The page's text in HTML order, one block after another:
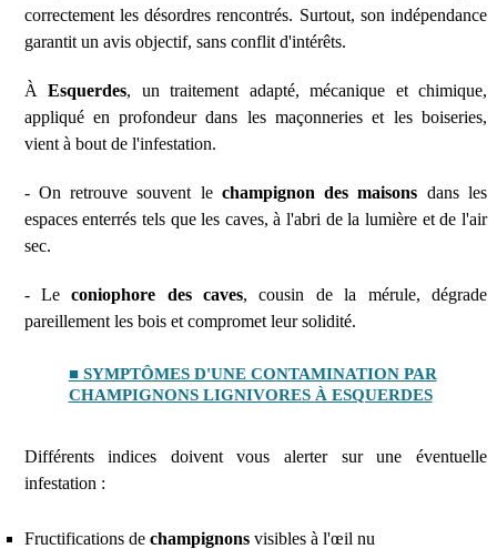
correctement les désordres rencontrés. Surtout, son indépendance
garantit un avis objectif, sans conflit d'intérêts.
ÀEsquerdes, un traitement adapté, mécanique et chimique,
appliqué en profondeur dans les maçonneries et les boiseries,
vient à bout de l'infestation.
- On retrouve souvent le champignon des maisons dans les
espaces enterrés tels que les caves, à l'abri de la lumière et de l'air
sec.
- Leconiophore des caves, cousin de la mérule, dégrade
pareillement les bois et compromet leur solidité.
■ SYMPTÔMES D'UNE CONTAMINATION PAR
CHAMPIGNONS LIGNIVORES À ESQUERDES
Différents indices doivent vous alerter sur une éventuelle
infestation :
Fructifications de champignonsvisibles à l'œil nu